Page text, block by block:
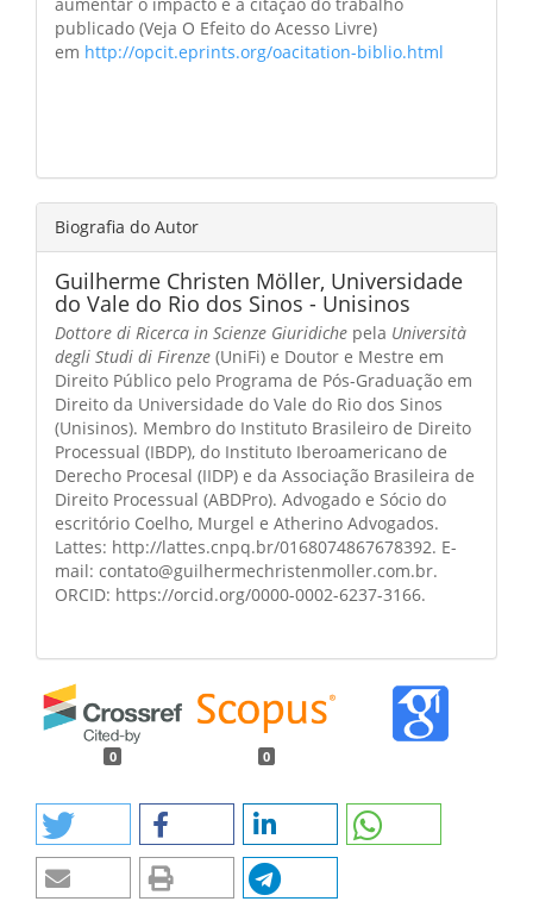
publicado (Veja O Efeito do Acesso Livre)
em http://opcit.eprints.org/oacitation-biblio.html
Biografia do Autor
Guilherme Christen Möller, Universidade
do Vale do Rio dos Sinos - Unisinos
Dottore di Ricerca in Scienze Giuridiche pela Università
degli Studi di Firenze (UniFi) e Doutor e Mestre em
Direito Público pelo Programa de Pós-Graduação em
Direito da Universidade do Vale do Rio dos Sinos
(Unisinos). Membro do Instituto Brasileiro de Direito
Processual (IBDP), do Instituto Iberoamericano de
Derecho Procesal (IIDP) e da Associação Brasileira de
Direito Processual (ABDPro). Advogado e Sócio do
escritório Coelho, Murgel e Atherino Advogados.
Lattes: http://lattes.cnpq.br/0168074867678392. E-
mail: contato@guilhermechristenmoller.com.br.
ORCID: https://orcid.org/0000-0002-6237-3166.
0 0